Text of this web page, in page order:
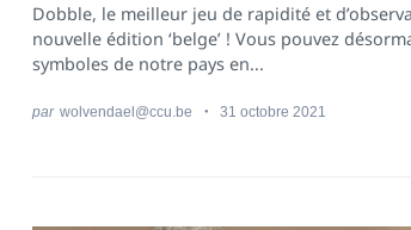
Dobble, le meilleur jeu de rapidité et
nouvelle édition ‘belge’ ! Vous pouvez
symboles de notre pays en...
par wolvendael@ccu.be 31 octobre 2021